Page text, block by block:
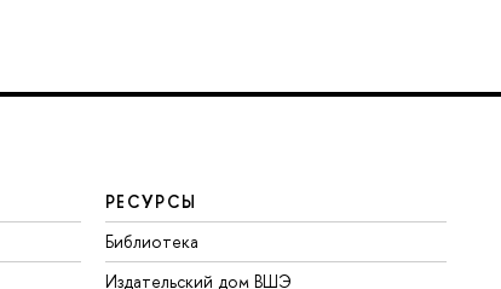
РЕСУРСЫ
Библиотека
Издательский дом ВШЭ